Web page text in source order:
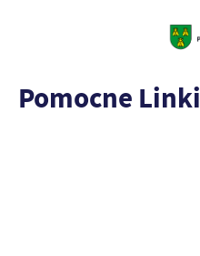
Pomocne Linki